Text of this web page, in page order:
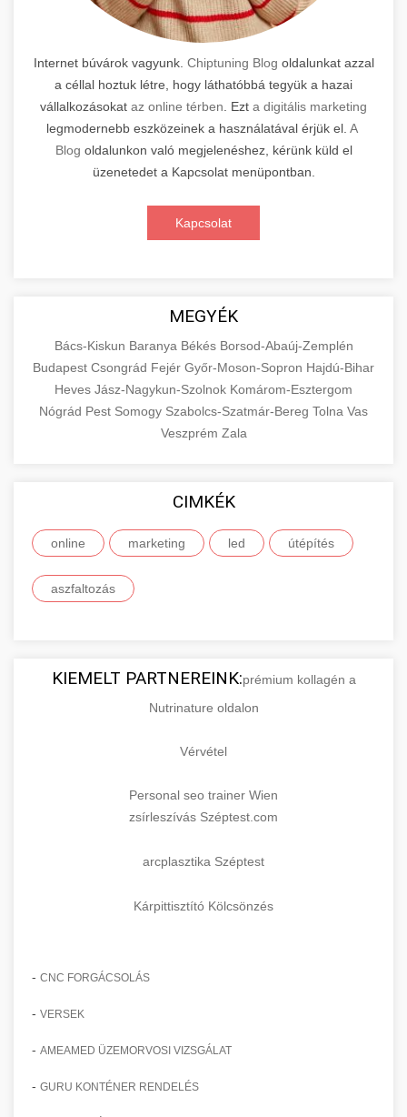
Internet búvárok vagyunk. Chiptuning Blog oldalunkat azzal
a céllal hoztuk létre, hogy láthatóbbá tegyük a hazai
vállalkozásokat az online térben . Ezt a digitális marketing
legmodernebb eszközeinek a használatával érjük el. A
Blog oldalunkon való megjelenéshez, kérünk küld el
üzenetedet a Kapcsolat menüpontban.
Kapcsolat
MEGYÉK
Bács-Kiskun Baranya Békés Borsod-Abaúj-Zemplén
Budapest Csongrád Fejér Győr-Moson-Sopron Hajdú-Bihar
Heves Jász-Nagykun-Szolnok Komárom-Esztergom
Nógrád Pest Somogy Szabolcs-Szatmár-Bereg Tolna Vas
Veszprém Zala
CIMKÉK
online marketing led útépítés
aszfaltozás
KIEMELT PARTNEREINK:prémium kollagén a
Nutrinature oldalon
Vérvétel
Personal seo trainer Wien
zsírleszívás Széptest.com
arcplasztika Széptest
Kárpittisztító Kölcsönzés
- CNC FORGÁCSOLÁS
- VERSEK
- AMEAMED ÜZEMORVOSI VIZSGÁLAT
- GURU KONTÉNER RENDELÉS